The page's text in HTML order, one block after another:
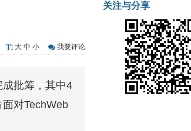
报（2020. 07.27—2020.07.31）
性存款玩起“跷跷板” 结构性失衡藏
资金利率明显下行
，全产业链解析
大 中 小 我要评论
批筹，其中4
对TechWeb
关注与分享